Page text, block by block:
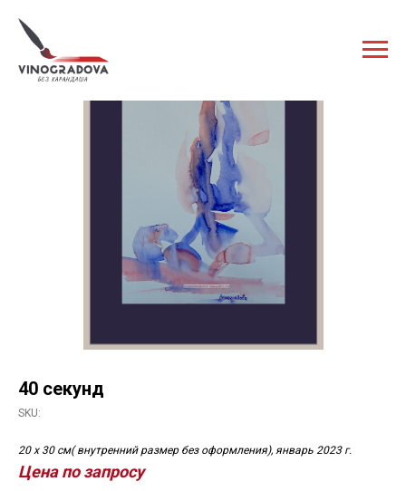
40 секунд
SKU:
20 х 30 см( внутренний размер без оформления), январь 2023 г.
Цена по запросу